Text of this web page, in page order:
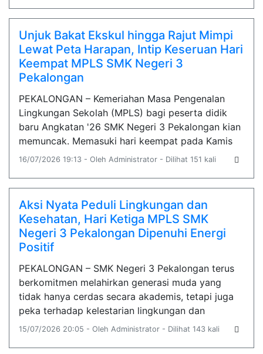
Unjuk Bakat Ekskul hingga Rajut Mimpi
Lewat Peta Harapan, Intip Keseruan Hari
Keempat MPLS SMK Negeri 3
Pekalongan
PEKALONGAN – Kemeriahan Masa Pengenalan
Lingkungan Sekolah (MPLS) bagi peserta didik
baru Angkatan '26 SMK Negeri 3 Pekalongan kian
memuncak. Memasuki hari keempat pada Kamis
16/07/2026 19:13 - Oleh Administrator - Dilihat 151 kali
Aksi Nyata Peduli Lingkungan dan
Kesehatan, Hari Ketiga MPLS SMK
Negeri 3 Pekalongan Dipenuhi Energi
Positif
PEKALONGAN – SMK Negeri 3 Pekalongan terus
berkomitmen melahirkan generasi muda yang
tidak hanya cerdas secara akademis, tetapi juga
peka terhadap kelestarian lingkungan dan
15/07/2026 20:05 - Oleh Administrator - Dilihat 143 kali